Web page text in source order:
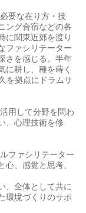
要な在り方・技
ング合宿などの各
に関東近郊を渡り
ファシリテーター
さを感じる。半年
に耕し、種を蒔く
を拠点にドラムサ
用して分野を問わ
、心理技術を修
ファシリテーター
心、感覚と思考、
、全体として共に
環境づくりのサポ